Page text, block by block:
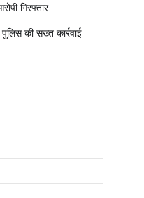
गिरफ्तार
की सख्त कार्रवाई